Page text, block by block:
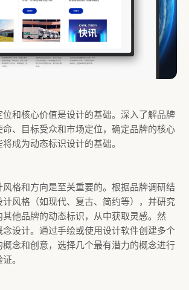
和核心价值是设计的基础。深入了解品牌
命、目标受众和市场定位，确定品牌的核心
成为动态标识设计的基础。
格和方向是至关重要的。根据品牌调研结
计风格（如现代、复古、简约等），并研究
他品牌的动态标识，从中获取灵感。然
念设计。通过手绘或使用设计软件创建多个
念和创意，选择几个最有潜力的概念进行
。